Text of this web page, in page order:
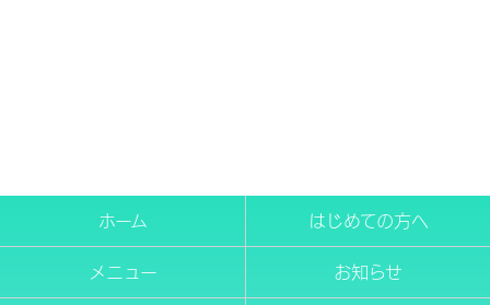
ホーム はじめての方へ
メニュー お知らせ